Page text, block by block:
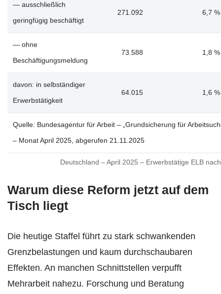
Deutschland – April 2025 – Erwerbstätige ELB
— ausschließlich
geringfügig beschäftigt
271.092 6,7 %
— ohne
Beschäftigungsmeldung
73.588 1,8 %
davon: in selbständiger
Erwerbstätigkeit
64.015 1,6 %
Quelle: Bundesagentur für Arbeit – „Grundsicherung für
– Monat April 2025, abgerufen 21.11.2025
Warum diese Reform jetzt auf dem
Tisch liegt
Die heutige Staffel führt zu stark schwankenden
Grenzbelastungen und kaum durchschaubaren
Effekten. An manchen Schnittstellen verpufft
Mehrarbeit nahezu. Forschung und Beratung